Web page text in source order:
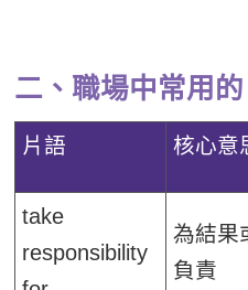
二、職場中常用
片語 核心意
take
responsibility
為結果
負責